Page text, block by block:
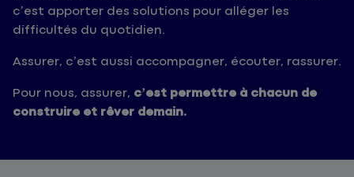
c’est apporter des solutions pour alléger les
difficultés du quotidien.
Assurer, c’est aussi accompagner, écouter, rassurer.
Pour nous, assurer, c’est permettre à chacun de
construire et rêver demain.